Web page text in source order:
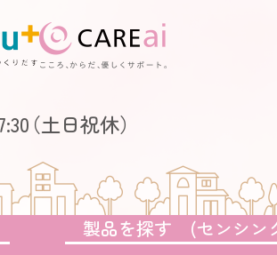
（土日祝休）
製品を探す (センシン